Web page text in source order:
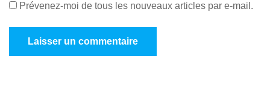
Prévenez-moi de tous les nouveaux articles par e-mail.